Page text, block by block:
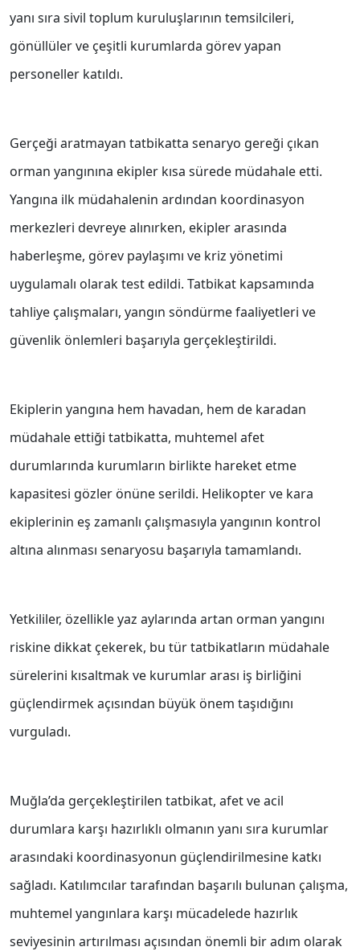
yanı sıra sivil toplum kuruluşlarının temsilcileri,
gönüllüler ve çeşitli kurumlarda görev yapan
personeller katıldı.
Gerçeği aratmayan tatbikatta senaryo gereği çıkan
orman yangınına ekipler kısa sürede müdahale etti.
Yangına ilk müdahalenin ardından koordinasyon
merkezleri devreye alınırken, ekipler arasında
haberleşme, görev paylaşımı ve kriz yönetimi
uygulamalı olarak test edildi. Tatbikat kapsamında
tahliye çalışmaları, yangın söndürme faaliyetleri ve
güvenlik önlemleri başarıyla gerçekleştirildi.
Ekiplerin yangına hem havadan, hem de karadan
müdahale ettiği tatbikatta, muhtemel afet
durumlarında kurumların birlikte hareket etme
kapasitesi gözler önüne serildi. Helikopter ve kara
ekiplerinin eş zamanlı çalışmasıyla yangının kontrol
altına alınması senaryosu başarıyla tamamlandı.
Yetkililer, özellikle yaz aylarında artan orman yangını
riskine dikkat çekerek, bu tür tatbikatların müdahale
sürelerini kısaltmak ve kurumlar arası iş birliğini
güçlendirmek açısından büyük önem taşıdığını
vurguladı.
Muğla’da gerçekleştirilen tatbikat, afet ve acil
durumlara karşı hazırlıklı olmanın yanı sıra kurumlar
arasındaki koordinasyonun güçlendirilmesine katkı
sağladı. Katılımcılar tarafından başarılı bulunan çalışma,
muhtemel yangınlara karşı mücadelede hazırlık
seviyesinin artırılması açısından önemli bir adım olarak